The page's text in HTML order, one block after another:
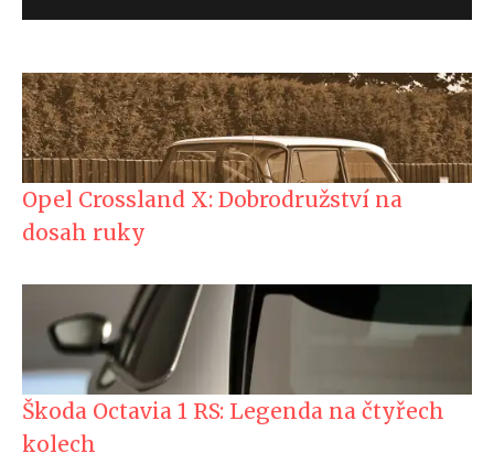
Opel Crossland X: Dobrodružství na
dosah ruky
Škoda Octavia 1 RS: Legenda na čtyřech
kolech